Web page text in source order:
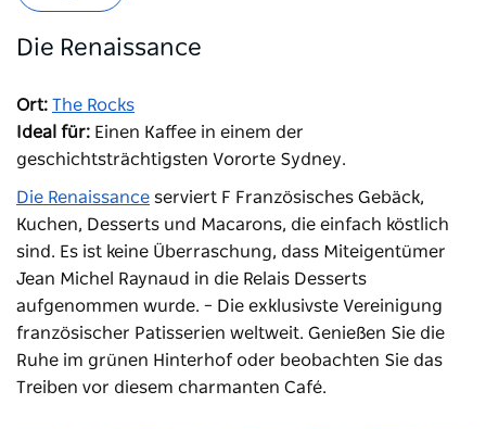
Die Renaissance
Ort: The Rocks
Ideal für: Einen Kaffee in einem der
geschichtsträchtigsten Vororte Sydney.
Die Renaissance serviert F Französisches Gebäck,
Kuchen, Desserts und Macarons, die einfach köstlich
sind. Es ist keine Überraschung, dass Miteigentümer
Jean Michel Raynaud in die Relais Desserts
aufgenommen wurde. – Die exklusivste Vereinigung
französischer Patisserien weltweit. Genießen Sie die
Ruhe im grünen Hinterhof oder beobachten Sie das
Treiben vor diesem charmanten Café.